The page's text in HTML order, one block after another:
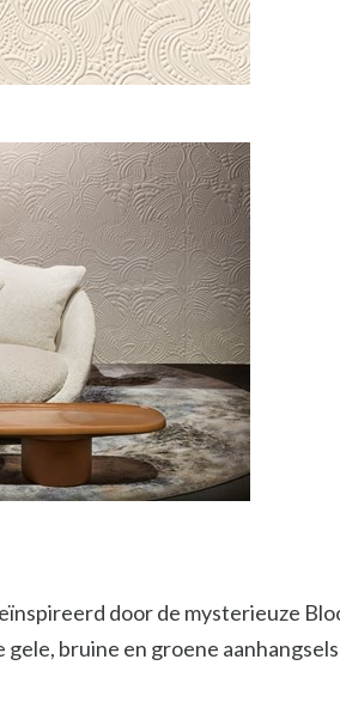
door de mysterieuze
bruine en groene